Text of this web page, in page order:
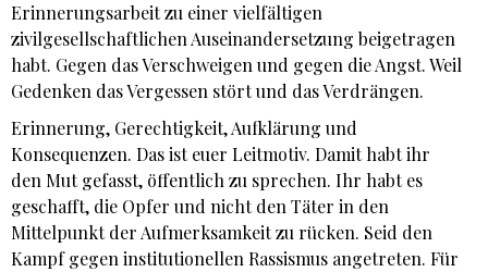
Erinnerungsarbeit zu einer vielfältigen
zivilgesellschaftlichen Auseinandersetzung beigetragen
habt. Gegen das Verschweigen und gegen die Angst. Weil
Gedenken das Vergessen stört und das Verdrängen.
Erinnerung, Gerechtigkeit, Aufklärung und
Konsequenzen. Das ist euer Leitmotiv. Damit habt ihr
den Mut gefasst, öffentlich zu sprechen. Ihr habt es
geschafft, die Opfer und nicht den Täter in den
Mittelpunkt der Aufmerksamkeit zu rücken. Seid den
Kampf gegen institutionellen Rassismus angetreten. Für